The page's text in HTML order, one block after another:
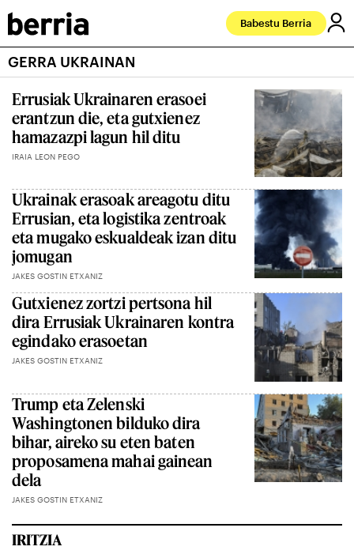
Babestu Berria
GERRA UKRAINAN
Errusiak Ukrainaren erasoei
erantzun die, eta gutxienez
hamazazpi lagun hil ditu
IRAIA LEON PEGO
Ukrainak erasoak areagotu ditu
Errusian, eta logistika zentroak
eta mugako eskualdeak izan ditu
jomugan
JAKES GOSTIN ETXANIZ
Gutxienez zortzi pertsona hil
dira Errusiak Ukrainaren kontra
egindako erasoetan
JAKES GOSTIN ETXANIZ
Trump eta Zelenski
Washingtonen bilduko dira
bihar, aireko su eten baten
proposamena mahai gainean
dela
JAKES GOSTIN ETXANIZ
IRITZIA